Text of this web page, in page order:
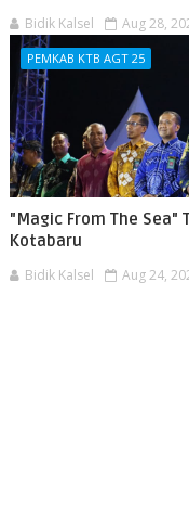
Bidik Kalsel Aug 28,
PEMKAB KTB AGT 25
"Magic From The Sea"
Kotabaru
Bidik Kalsel Aug 24,